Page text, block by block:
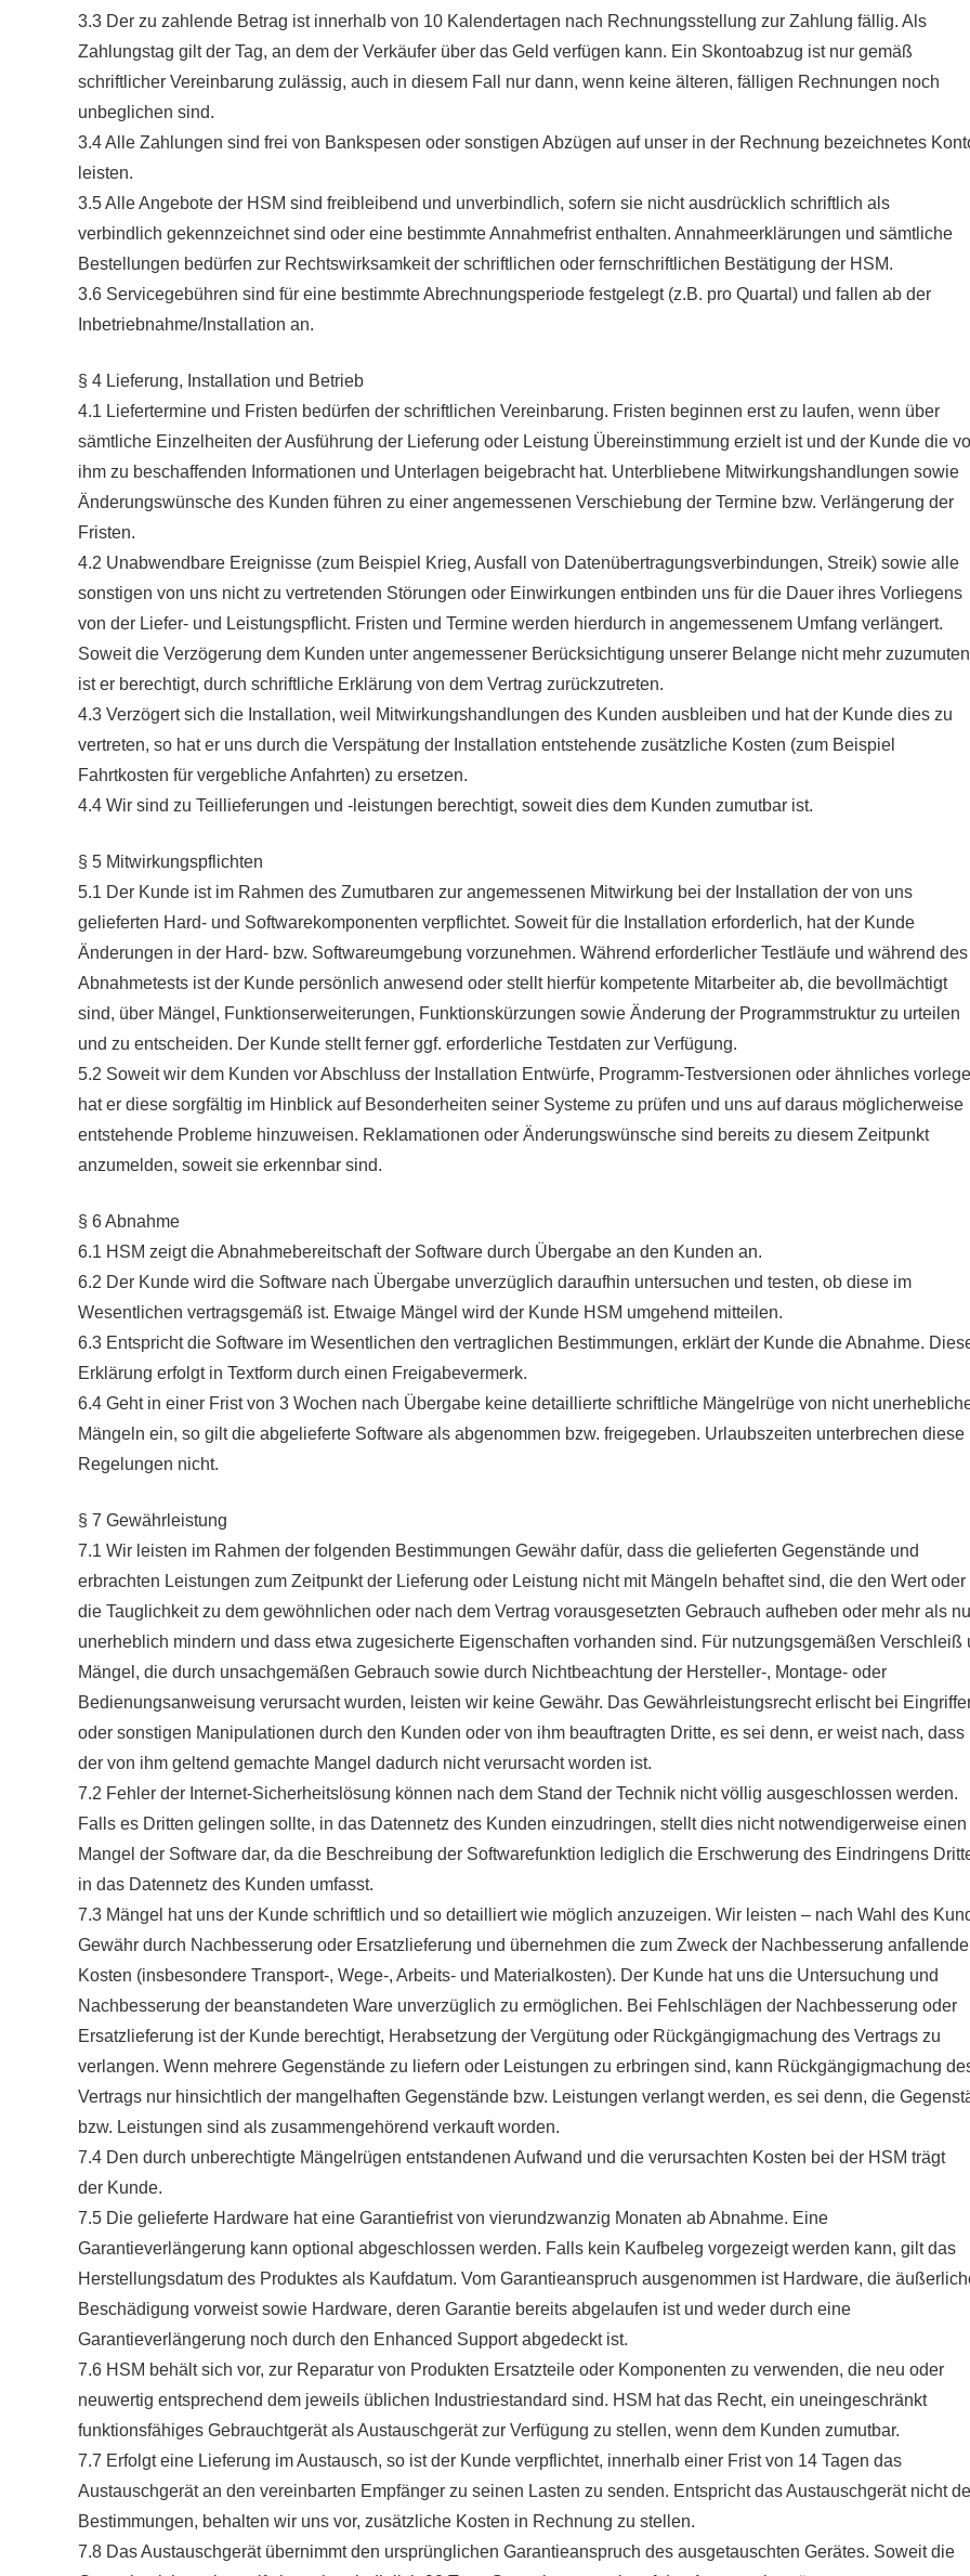
3.3 Der zu zahlende Betrag ist innerhalb von 10 Kalendertagen nach Rechnungsstellung zur Zahlung fällig. Als
Zahlungstag gilt der Tag, an dem der Verkäufer über das Geld verfügen kann. Ein Skontoabzug ist nur gemäß
schriftlicher Vereinbarung zulässig, auch in diesem Fall nur dann, wenn keine älteren, fälligen Rechnungen noch
unbeglichen sind.
3.4 Alle Zahlungen sind frei von Bankspesen oder sonstigen Abzügen auf unser in der Rechnung bezeichnetes
leisten.
3.5 Alle Angebote der HSM sind freibleibend und unverbindlich, sofern sie nicht ausdrücklich schriftlich als
verbindlich gekennzeichnet sind oder eine bestimmte Annahmefrist enthalten. Annahmeerklärungen und sämtliche
Bestellungen bedürfen zur Rechtswirksamkeit der schriftlichen oder fernschriftlichen Bestätigung der HSM.
3.6 Servicegebühren sind für eine bestimmte Abrechnungsperiode festgelegt (z.B. pro Quartal) und fallen ab der
Inbetriebnahme/Installation an.
§ 4 Lieferung, Installation und Betrieb
4.1 Liefertermine und Fristen bedürfen der schriftlichen Vereinbarung. Fristen beginnen erst zu laufen, wenn über
sämtliche Einzelheiten der Ausführung der Lieferung oder Leistung Übereinstimmung erzielt ist und der Kunde die
ihm zu beschaffenden Informationen und Unterlagen beigebracht hat. Unterbliebene Mitwirkungshandlungen sowie
Änderungswünsche des Kunden führen zu einer angemessenen Verschiebung der Termine bzw. Verlängerung der
Fristen.
4.2 Unabwendbare Ereignisse (zum Beispiel Krieg, Ausfall von Datenübertragungsverbindungen, Streik) sowie alle
sonstigen von uns nicht zu vertretenden Störungen oder Einwirkungen entbinden uns für die Dauer ihres Vorliegens
von der Liefer- und Leistungspflicht. Fristen und Termine werden hierdurch in angemessenem Umfang verlängert.
Soweit die Verzögerung dem Kunden unter angemessener Berücksichtigung unserer Belange nicht mehr
ist er berechtigt, durch schriftliche Erklärung von dem Vertrag zurückzutreten.
4.3 Verzögert sich die Installation, weil Mitwirkungshandlungen des Kunden ausbleiben und hat der Kunde dies zu
vertreten, so hat er uns durch die Verspätung der Installation entstehende zusätzliche Kosten (zum Beispiel
Fahrtkosten für vergebliche Anfahrten) zu ersetzen.
4.4 Wir sind zu Teillieferungen und -leistungen berechtigt, soweit dies dem Kunden zumutbar ist.
§ 5 Mitwirkungspflichten
5.1 Der Kunde ist im Rahmen des Zumutbaren zur angemessenen Mitwirkung bei der Installation der von uns
gelieferten Hard- und Softwarekomponenten verpflichtet. Soweit für die Installation erforderlich, hat der Kunde
Änderungen in der Hard- bzw. Softwareumgebung vorzunehmen. Während erforderlicher Testläufe und während des
Abnahmetests ist der Kunde persönlich anwesend oder stellt hierfür kompetente Mitarbeiter ab, die bevollmächtigt
sind, über Mängel, Funktionserweiterungen, Funktionskürzungen sowie Änderung der Programmstruktur zu urteilen
und zu entscheiden. Der Kunde stellt ferner ggf. erforderliche Testdaten zur Verfügung.
5.2 Soweit wir dem Kunden vor Abschluss der Installation Entwürfe, Programm-Testversionen oder ähnliches
hat er diese sorgfältig im Hinblick auf Besonderheiten seiner Systeme zu prüfen und uns auf daraus möglicherweise
entstehende Probleme hinzuweisen. Reklamationen oder Änderungswünsche sind bereits zu diesem Zeitpunkt
anzumelden, soweit sie erkennbar sind.
§ 6 Abnahme
6.1 HSM zeigt die Abnahmebereitschaft der Software durch Übergabe an den Kunden an.
6.2 Der Kunde wird die Software nach Übergabe unverzüglich daraufhin untersuchen und testen, ob diese im
Wesentlichen vertragsgemäß ist. Etwaige Mängel wird der Kunde HSM umgehend mitteilen.
6.3 Entspricht die Software im Wesentlichen den vertraglichen Bestimmungen, erklärt der Kunde die Abnahme.
Erklärung erfolgt in Textform durch einen Freigabevermerk.
6.4 Geht in einer Frist von 3 Wochen nach Übergabe keine detaillierte schriftliche Mängelrüge von nicht
Mängeln ein, so gilt die abgelieferte Software als abgenommen bzw. freigegeben. Urlaubszeiten unterbrechen diese
Regelungen nicht.
§ 7 Gewährleistung
7.1 Wir leisten im Rahmen der folgenden Bestimmungen Gewähr dafür, dass die gelieferten Gegenstände und
erbrachten Leistungen zum Zeitpunkt der Lieferung oder Leistung nicht mit Mängeln behaftet sind, die den Wert oder
die Tauglichkeit zu dem gewöhnlichen oder nach dem Vertrag vorausgesetzten Gebrauch aufheben oder mehr als
unerheblich mindern und dass etwa zugesicherte Eigenschaften vorhanden sind. Für nutzungsgemäßen Verschleiß
Mängel, die durch unsachgemäßen Gebrauch sowie durch Nichtbeachtung der Hersteller-, Montage- oder
Bedienungsanweisung verursacht wurden, leisten wir keine Gewähr. Das Gewährleistungsrecht erlischt bei
oder sonstigen Manipulationen durch den Kunden oder von ihm beauftragten Dritte, es sei denn, er weist nach, dass
der von ihm geltend gemachte Mangel dadurch nicht verursacht worden ist.
7.2 Fehler der Internet-Sicherheitslösung können nach dem Stand der Technik nicht völlig ausgeschlossen werden.
Falls es Dritten gelingen sollte, in das Datennetz des Kunden einzudringen, stellt dies nicht notwendigerweise einen
Mangel der Software dar, da die Beschreibung der Softwarefunktion lediglich die Erschwerung des Eindringens
in das Datennetz des Kunden umfasst.
7.3 Mängel hat uns der Kunde schriftlich und so detailliert wie möglich anzuzeigen. Wir leisten – nach Wahl des
Gewähr durch Nachbesserung oder Ersatzlieferung und übernehmen die zum Zweck der Nachbesserung
Kosten (insbesondere Transport-, Wege-, Arbeits- und Materialkosten). Der Kunde hat uns die Untersuchung und
Nachbesserung der beanstandeten Ware unverzüglich zu ermöglichen. Bei Fehlschlägen der Nachbesserung oder
Ersatzlieferung ist der Kunde berechtigt, Herabsetzung der Vergütung oder Rückgängigmachung des Vertrags zu
verlangen. Wenn mehrere Gegenstände zu liefern oder Leistungen zu erbringen sind, kann Rückgängigmachung
Vertrags nur hinsichtlich der mangelhaften Gegenstände bzw. Leistungen verlangt werden, es sei denn, die
bzw. Leistungen sind als zusammengehörend verkauft worden.
7.4 Den durch unberechtigte Mängelrügen entstandenen Aufwand und die verursachten Kosten bei der HSM trägt
der Kunde.
7.5 Die gelieferte Hardware hat eine Garantiefrist von vierundzwanzig Monaten ab Abnahme. Eine
Garantieverlängerung kann optional abgeschlossen werden. Falls kein Kaufbeleg vorgezeigt werden kann, gilt das
Herstellungsdatum des Produktes als Kaufdatum. Vom Garantieanspruch ausgenommen ist Hardware, die
Beschädigung vorweist sowie Hardware, deren Garantie bereits abgelaufen ist und weder durch eine
Garantieverlängerung noch durch den Enhanced Support abgedeckt ist.
7.6 HSM behält sich vor, zur Reparatur von Produkten Ersatzteile oder Komponenten zu verwenden, die neu oder
neuwertig entsprechend dem jeweils üblichen Industriestandard sind. HSM hat das Recht, ein uneingeschränkt
funktionsfähiges Gebrauchtgerät als Austauschgerät zur Verfügung zu stellen, wenn dem Kunden zumutbar.
7.7 Erfolgt eine Lieferung im Austausch, so ist der Kunde verpflichtet, innerhalb einer Frist von 14 Tagen das
Austauschgerät an den vereinbarten Empfänger zu seinen Lasten zu senden. Entspricht das Austauschgerät nicht
Bestimmungen, behalten wir uns vor, zusätzliche Kosten in Rechnung zu stellen.
7.8 Das Austauschgerät übernimmt den ursprünglichen Garantieanspruch des ausgetauschten Gerätes. Soweit die